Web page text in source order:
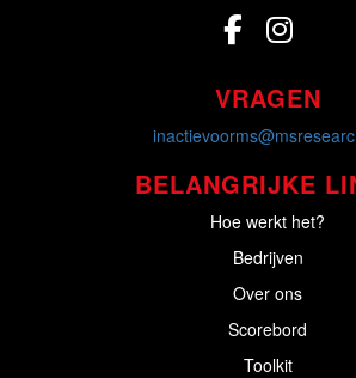
VRAGEN
BELANGRIJKE
Hoe werkt het?
Bedrijven
Over ons
Scorebord
Toolkit